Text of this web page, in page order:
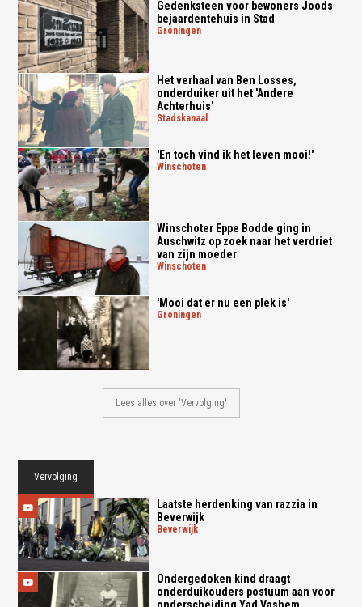
Gedenksteen voor bewoners Joods
bejaardentehuis in Stad
groningen
Het verhaal van Ben Losses,
onderduiker uit het 'Andere
Achterhuis'
stadskanaal
'En toch vind ik het leven mooi!'
winschoten
Winschoter Eppe Bodde ging in
Auschwitz op zoek naar het verdriet
van zijn moeder
winschoten
'Mooi dat er nu een plek is'
groningen
Lees alles over 'Vervolging'
Vervolging
Laatste herdenking van razzia in
Beverwijk
beverwijk
Ondergedoken kind draagt
onderduikouders postuum aan voor
onderscheiding Yad Vashem